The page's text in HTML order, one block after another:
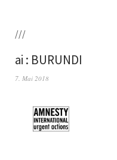
///
ai : BURUNDI
7. Mai 2018